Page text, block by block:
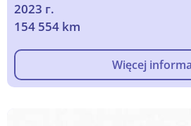
2023 г.
154 554 km
Więcej